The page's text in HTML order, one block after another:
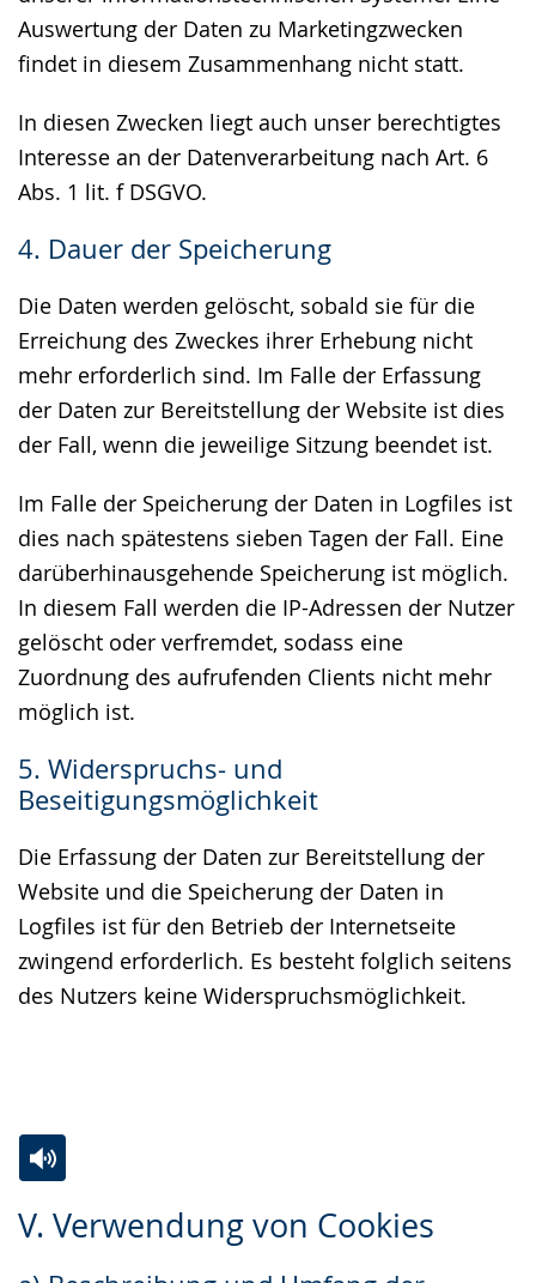
Auswertung der Daten zu Marketingzwecken
findet in diesem Zusammenhang nicht statt.
In diesen Zwecken liegt auch unser berechtigtes
Interesse an der Datenverarbeitung nach Art. 6
Abs. 1 lit. f DSGVO.
4. Dauer der Speicherung
Die Daten werden gelöscht, sobald sie für die
Erreichung des Zweckes ihrer Erhebung nicht
mehr erforderlich sind. Im Falle der Erfassung
der Daten zur Bereitstellung der Website ist dies
der Fall, wenn die jeweilige Sitzung beendet ist.
Im Falle der Speicherung der Daten in Logfiles ist
dies nach spätestens sieben Tagen der Fall. Eine
darüberhinausgehende Speicherung ist möglich.
In diesem Fall werden die IP-Adressen der Nutzer
gelöscht oder verfremdet, sodass eine
Zuordnung des aufrufenden Clients nicht mehr
möglich ist.
5. Widerspruchs- und
Beseitigungsmöglichkeit
Die Erfassung der Daten zur Bereitstellung der
Website und die Speicherung der Daten in
Logfiles ist für den Betrieb der Internetseite
zwingend erforderlich. Es besteht folglich seitens
des Nutzers keine Widerspruchsmöglichkeit.
V. Verwendung von Cookies
Leichten
Audio-
Video